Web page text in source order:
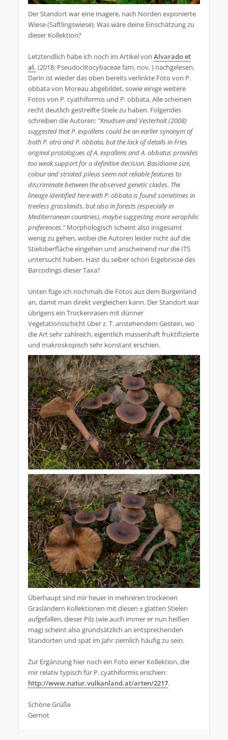
Der Standort war eine magere, nach Norden exponierte
Wiese (Saftlingswiese). Was wäre deine Einschätzung zu
dieser Kollektion?
Letztendlich habe ich noch im Artikel von Alvarado et
al. (2018: Pseudoclitocybaceae fam. nov. ) nachgelesen.
Darin ist wieder das oben bereits verlinkte Foto von P.
obbata von Moreau abgebildet, sowie einige weitere
Fotos von P. cyathiformis und P. obbata. Alle scheinen
recht deutlich gestreifte Stiele zu haben. Folgendes
schreiben die Autoren: "Knudsen and Vesterholt (2008)
suggested that P. expallens could be an earlier synonym of
both P. atra and P. obbata, but the lack of details in Fries
original protologues of A. expallens and A. obbatus provides
too weak support for a definitive decision. Basidiome size,
colour and striated pileus seem not reliable features to
discriminate between the observed genetic clades. The
lineage identified here with P. obbata is found sometimes in
treeless grasslands, but also in forests (especially in
Mediterranean countries), maybe suggesting more xerophilic
preferences." Morphologisch scheint also insgesamt
wenig zu gehen, wobei die Autoren leider nicht auf die
Stieloberfläche eingehen und anscheinend nur die ITS
untersucht haben. Hast du selber schon Ergebnisse des
Barcodings dieser Taxa?
Unten füge ich nochmals die Fotos aus dem Burgenland
an, damit man direkt vergleichen kann. Der Standort war
übrigens ein Trockenrasen mit dünner
Vegetationsschicht über z. T. anstehendem Gestein, wo
die Art sehr zahlreich, eigentlich massenhaft fruktifizierte
und makroskopisch sehr konstant erschien.
Überhaupt sind mir heuer in mehreren trockenen
Grasländern Kollektionen mit diesen ± glatten Stielen
aufgefallen, dieser Pilz (wie auch immer er nun heißen
mag) scheint also grundsätzlich an entsprechenden
Standorten und spät im Jahr ziemlich häufig zu sein.
Zur Ergänzung hier noch ein Foto einer Kollektion, die
mir relativ typisch für P. cyathiformis erschien:
http://www.natur.vulkanland.at/arten/2217.
Schöne Grüße
Gernot